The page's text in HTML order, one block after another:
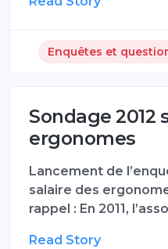
Enquêtes et
Sondage 2012
ergonomes
Lancement de
salaire des
rappel : En 2011,
Read Story